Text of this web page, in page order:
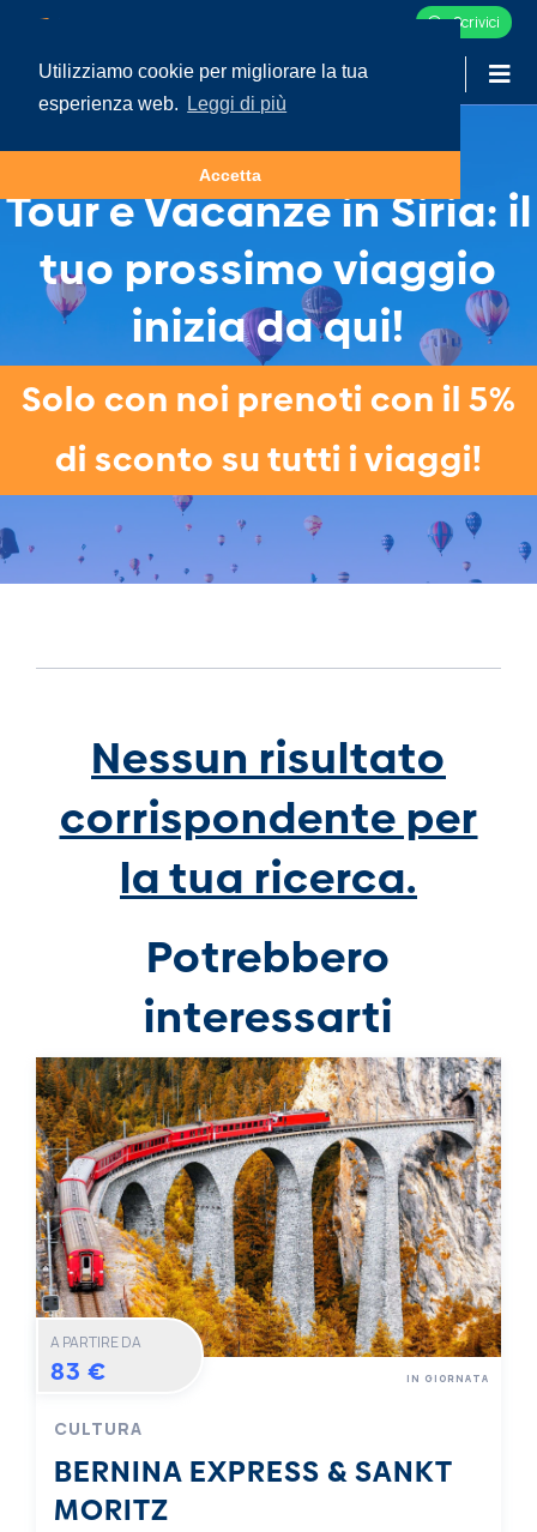
Utilizziamo cookie per migliorare la tua
esperienza web.
Leggi di più
Accetta
Scrivici
Tour e Vacanze in Siria: il
tuo prossimo viaggio
inizia da qui!
Solo con noi prenoti con il 5%
di sconto su tutti i viaggi!
Nessun risultato
corrispondente per
la tua ricerca.
Potrebbero
interessarti
A PARTIRE DA
83 €
CULTURA
BERNINA EXPRESS & SANKT
MORITZ
IN GIORNATA